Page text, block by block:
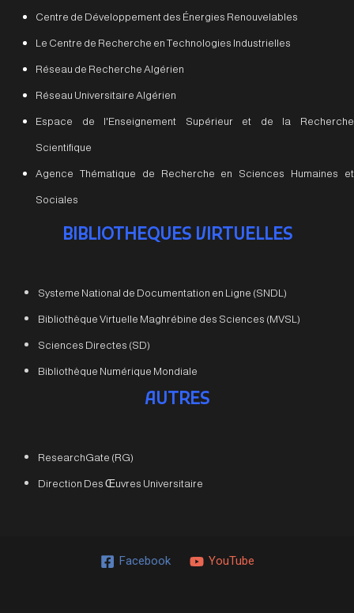
Centre de Développement des Énergies Renouvelables
Le Centre de Recherche en Technologies Industrielles
Réseau de Recherche Algérien
Réseau Universitaire Algérien
Espace de l'Enseignement Supérieur et de la Recherche
Scientifique
Agence Thématique de Recherche en Sciences Humaines et
Sociales
BIBLIOTHEQUES VIRTUELLES
Systeme National de Documentation en Ligne (SNDL)
Bibliothèque Virtuelle Maghrébine des Sciences (MVSL)
Sciences Directes (SD)
Bibliothèque Numérique Mondiale
AUTRES
ResearchGate (RG)
Direction Des Œuvres Universitaire
Facebook YouTube